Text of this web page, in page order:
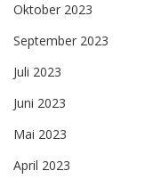
Oktober 2023
September 2023
Juli 2023
Juni 2023
Mai 2023
April 2023